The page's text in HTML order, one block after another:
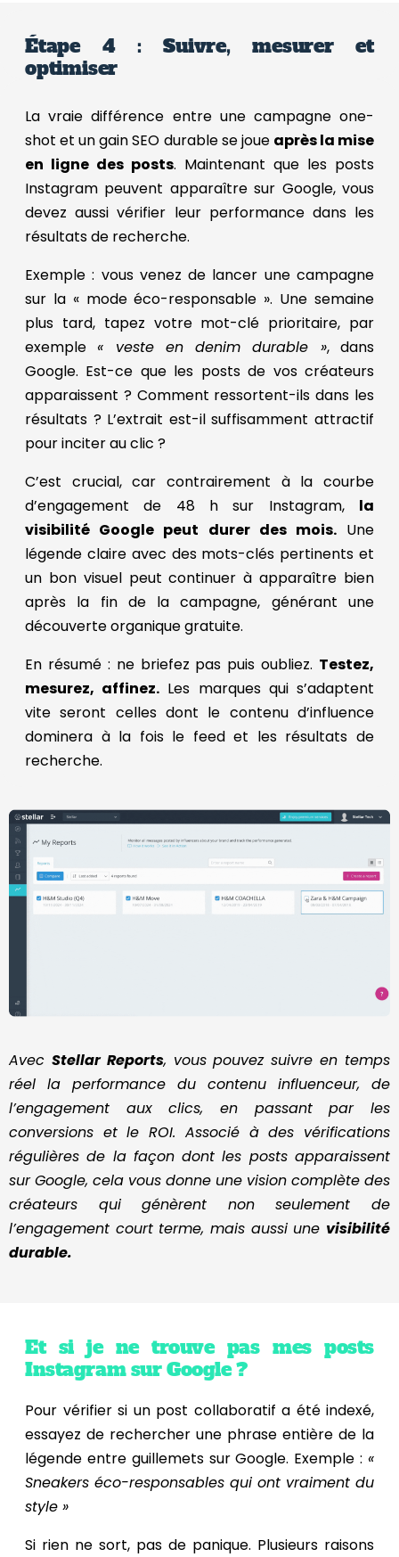
Étape 4 : Suivre, mesurer et
optimiser
La vraie différence entre une campagne one-
shot et un gain SEO durable se joue après la mise
en ligne des posts. Maintenant que les posts
Instagram peuvent apparaître sur Google, vous
devez aussi vérifier leur performance dans les
résultats de recherche.
Exemple : vous venez de lancer une campagne
sur la « mode éco-responsable ». Une semaine
plus tard, tapez votre mot-clé prioritaire, par
exemple« veste en denim durable », dans
Google. Est-ce que les posts de vos créateurs
apparaissent ? Comment ressortent-ils dans les
résultats ? L’extrait est-il suffisamment attractif
pour inciter au clic ?
C’est crucial, car contrairement à la courbe
d’engagement de 48 h sur Instagram, la
visibilité Google peut durer des mois.Une
légende claire avec des mots-clés pertinents et
un bon visuel peut continuer à apparaître bien
après la fin de la campagne, générant une
découverte organique gratuite.
En résumé : ne briefez pas puis oubliez. Testez,
mesurez, affinez. Les marques qui s’adaptent
vite seront celles dont le contenu d’influence
dominera à la fois le feed et les résultats de
recherche.
Avec Stellar Reports, vous pouvez suivre en temps
réel la performance du contenu influenceur, de
l’engagement aux clics, en passant par les
conversions et le ROI. Associé à des vérifications
régulières de la façon dont les posts apparaissent
sur Google, cela vous donne une vision complète des
créateurs qui génèrent non seulement de
l’engagement court terme, mais aussi une visibilité
durable.
Et si je ne trouve pas mes posts
Instagram sur Google ?
Pour vérifier si un post collaboratif a été indexé,
essayez de rechercher une phrase entière de la
légende entre guillemets sur Google. Exemple : «
Sneakers éco-responsables qui ont vraiment du
style »
Si rien ne sort, pas de panique. Plusieurs raisons